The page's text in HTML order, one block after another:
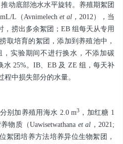
动底部池水水平旋转。养殖期絮团
L（Avnimelech et al，2012），当
，捞出多余絮团；EB 组每天从专用
取培育的絮团，添加到养殖池中，
实验期间不进行换水，不添加碳
水 25%。IB、EB 及 ZE 组，每天补
中损失部分的水量。
别加养殖用海水 2.0 m3
，加红糖 1
物质（Uawisetwathana et al ，2021;
絮团培养方法培养异位生物絮团，